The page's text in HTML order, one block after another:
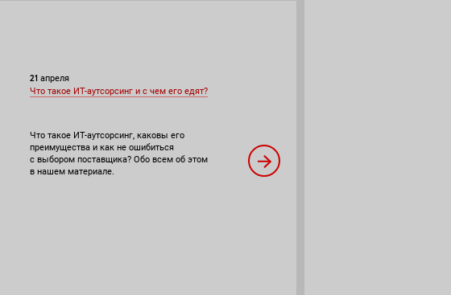
21 апреля
Что такое ИТ-аутсорсинг и с чем его едят?
Что такое ИТ-аутсорсинг, каковы его
преимущества и как не ошибиться
с выбором поставщика? Обо всем об этом
в нашем материале.
Для некоторых проектов аутсорсинг
подходит как нельзя лучше. Независимо от
причин для аутсорсинга все равно важно